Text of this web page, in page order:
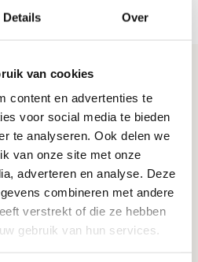
Details Over
van cookies
content en advertenties te
voor social media te bieden
te analyseren. Ook delen we
van onze site met onze
adverteren en analyse. Deze
combineren met andere
verstrekt of die ze hebben
gebruik van hun services.
over zakelijk
factuur bestellen?
afrekenen kies je voor
plaatsen van je
factuur per e-mail.